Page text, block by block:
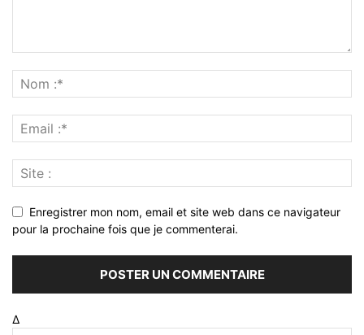
Enregistrer mon nom, email et site web dans ce navigateur
pour la prochaine fois que je commenterai.
Δ